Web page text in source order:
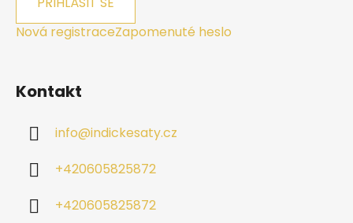
Nová registraceZapomenuté heslo
Kontakt
info@indickesaty.cz
+420605825872
+420605825872